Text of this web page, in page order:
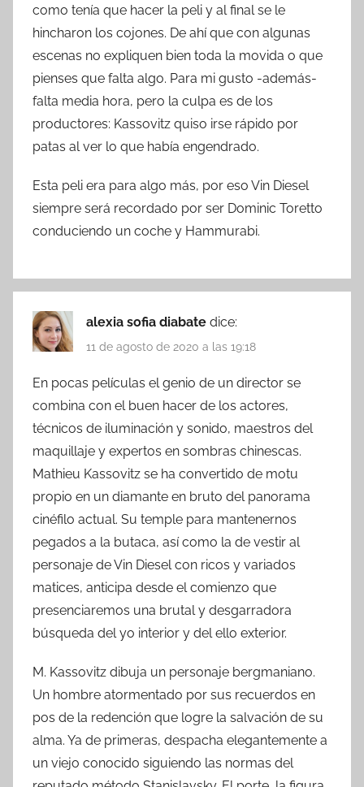
como tenía que hacer la peli y al final se le
hincharon los cojones. De ahí que con algunas
escenas no expliquen bien toda la movida o que
pienses que falta algo. Para mi gusto -además-
falta media hora, pero la culpa es de los
productores: Kassovitz quiso irse rápido por
patas al ver lo que había engendrado.
Esta peli era para algo más, por eso Vin Diesel
siempre será recordado por ser Dominic Toretto
conduciendo un coche y Hammurabi.
alexia sofia diabate dice:
11 de agosto de 2020 a las 19:18
En pocas películas el genio de un director se
combina con el buen hacer de los actores,
técnicos de iluminación y sonido, maestros del
maquillaje y expertos en sombras chinescas.
Mathieu Kassovitz se ha convertido de motu
propio en un diamante en bruto del panorama
cinéfilo actual. Su temple para mantenernos
pegados a la butaca, así como la de vestir al
personaje de Vin Diesel con ricos y variados
matices, anticipa desde el comienzo que
presenciaremos una brutal y desgarradora
búsqueda del yo interior y del ello exterior.
M. Kassovitz dibuja un personaje bergmaniano.
Un hombre atormentado por sus recuerdos en
pos de la redención que logre la salvación de su
alma. Ya de primeras, despacha elegantemente a
un viejo conocido siguiendo las normas del